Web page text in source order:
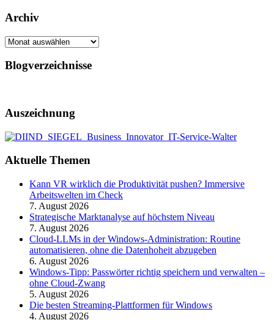
Archiv
Archiv
Blogverzeichnisse
Auszeichnung
Aktuelle Themen
Kann VR wirklich die Produktivität pushen? Immersive
Arbeitswelten im Check
7. August 2026
Strategische Marktanalyse auf höchstem Niveau
7. August 2026
Cloud-LLMs in der Windows-Administration: Routine
automatisieren, ohne die Datenhoheit abzugeben
6. August 2026
Windows-Tipp: Passwörter richtig speichern und verwalten –
ohne Cloud-Zwang
5. August 2026
Die besten Streaming-Plattformen für Windows
4. August 2026